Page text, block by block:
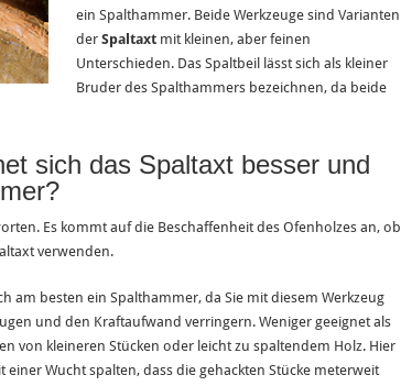
ein Spalthammer. Beide Werkzeuge sind Varianten
der Spaltaxtmit kleinen, aber feinen
Unterschieden. Das Spaltbeil lässt sich als kleiner
Bruder des Spalthammers bezeichnen, da beide
sich das Spaltaxt besser und
Es kommt auf die Beschaffenheit des Ofenholzes an, ob
verwenden.
am besten ein Spalthammer, da Sie mit diesem Werkzeug
und den Kraftaufwand verringern. Weniger geeignet als
von kleineren Stücken oder leicht zu spaltendem Holz. Hier
einer Wucht spalten, dass die gehackten Stücke meterweit